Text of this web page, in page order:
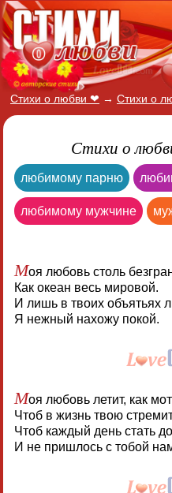
Стихи о любви ❤ → Стихи о
Стихи о
любимому парню
любимому мужчине
Моя любовь столь
Как океан весь мировой.
И лишь в твоих объятьях
Я нежный нахожу покой.
Моя любовь летит, как
Чтоб в жизнь твою
Чтоб каждый день стать
И не пришлось с тобой